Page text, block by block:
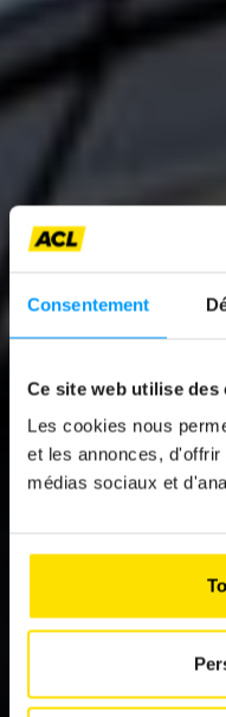
Consentement
Ce site web utilise des
Les cookies nous
et les annonces,
médias sociaux et
KIA